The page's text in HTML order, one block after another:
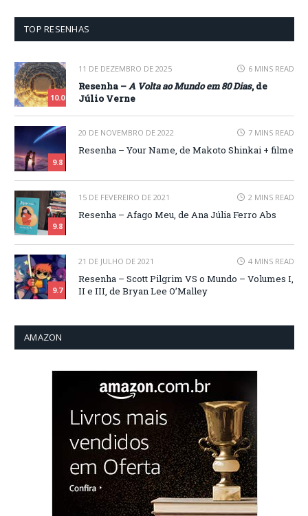
TOP RESENHAS
10.0
11 DE DEZEMBRO DE 2025 6 MINS READ
Resenha –A Volta ao Mundo em 80 Dias, de
Júlio Verne
9.8
20 DE NOVEMBRO DE 2022 7 MINS READ
Resenha – Your Name, de Makoto Shinkai + filme
9.8
15 DE FEVEREIRO DE 2021 2 MINS READ
Resenha – Afago Meu, de Ana Júlia Ferro Abs
9.7
21 DE JULHO DE 2021 4 MINS READ
Resenha – Scott Pilgrim VS o Mundo – Volumes I,
II e III, de Bryan Lee O’Malley
AMAZON